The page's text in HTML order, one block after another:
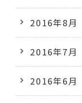
2016年8月
2016年7月
2016年6月